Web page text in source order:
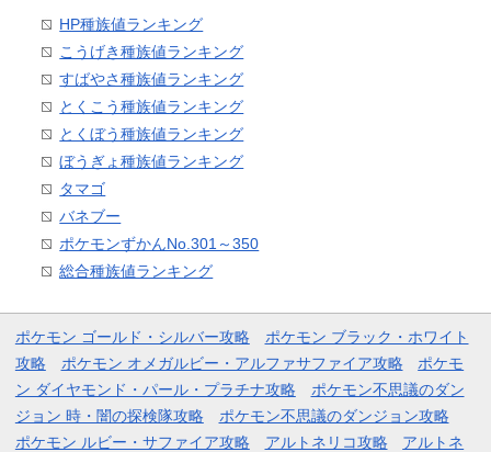
HP種族値ランキング
こうげき種族値ランキング
すばやさ種族値ランキング
とくこう種族値ランキング
とくぼう種族値ランキング
ぼうぎょ種族値ランキング
タマゴ
バネブー
ポケモンずかんNo.301～350
総合種族値ランキング
ポケモン ゴールド・シルバー攻略
ポケモン ブラック・ホワイト
攻略
ポケモン オメガルビー・アルファサファイア攻略
ポケモ
ン ダイヤモンド・パール・プラチナ攻略
ポケモン不思議のダン
ジョン 時・闇の探検隊攻略
ポケモン不思議のダンジョン攻略
ポケモン ルビー・サファイア攻略
アルトネリコ攻略 アルトネ